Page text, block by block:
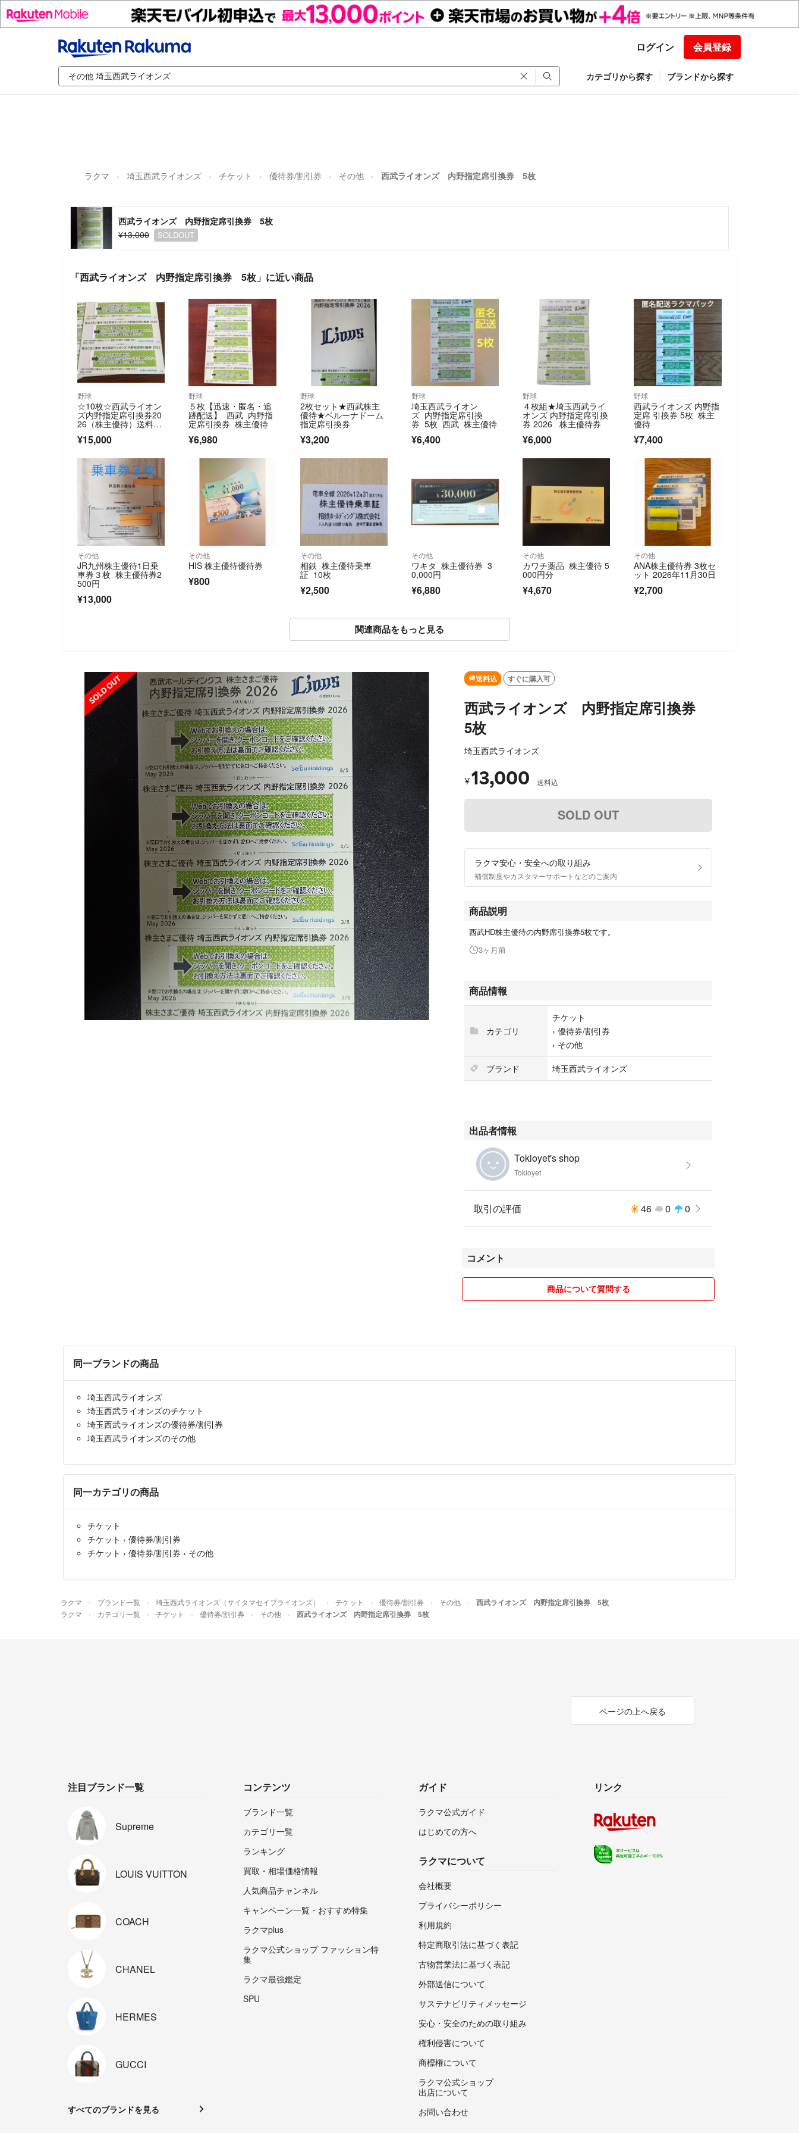
ログイン 会員登録
カテゴリから探す ブランドから探す
ラクマ 埼玉西武ライオンズ チケット 優待券/割引券 その他 西武ライオンズ 内野指定席引換券 5枚
西武ライオンズ 内野指定席引換券 5枚
¥13,000
SOLDOUT
「西武ライオンズ 内野指定席引換券 5枚」に近い商品
野球
☆10枚☆西武ライオン
ズ内野指定席引換券20
26（株主優待）送料無
¥15,000
野球
５枚【迅速・匿名・追
跡配送】 西武 内野指
定席引換券 株主優待
¥6,980
野球
2枚セット★西武株主
優待★ベルーナドーム
指定席引換券
¥3,200
野球
埼玉西武ライオン
ズ 内野指定席引換
券 5枚 西武 株主優待
¥6,400
野球
４枚組★埼玉西武ライ
オンズ 内野指定席引換
券 2026 株主優待券
¥6,000
野球
西武ライオンズ 内野指
定席 引換券 5枚 株主
優待
¥7,400
その他
JR九州株主優待1日乗
車券３枚 株主優待券2
500円
¥13,000
その他
HIS 株主優待優待券
¥800
その他
相鉄 株主優待乗車
証 10枚
¥2,500
その他
ワキタ 株主優待券 3
0,000円
¥6,880
その他
カワチ薬品 株主優待 5
000円分
¥4,670
その他
ANA株主優待券 3枚セ
ット 2026年11月30日
¥2,700
関連商品をもっと見る
SOLD OUT 送料込 すぐに購入可
西武ライオンズ 内野指定席引換券
5枚
埼玉西武ライオンズ
¥13,000 送料込
SOLD OUT
ラクマ安心・安全への取り組み
補償制度やカスタマーサポートなどのご案内
商品説明
西武HD株主優待の内野席引換券5枚です。
3ヶ月前
商品情報
カテゴリ
チケット
› 優待券/割引券
› その他
ブランド
埼玉西武ライオンズ
出品者情報
Tokioyet's shop
Tokioyet
取引の評価 46 0 0
コメント
商品について質問する
同一ブランドの商品
埼玉西武ライオンズ
埼玉西武ライオンズのチケット
埼玉西武ライオンズの優待券/割引券
埼玉西武ライオンズのその他
同一カテゴリの商品
チケット
チケット › 優待券/割引券
チケット › 優待券/割引券 › その他
ラクマ ブランド一覧 埼玉西武ライオンズ（サイタマセイブライオンズ） チケット 優待券/割引券 その他 西武ライオンズ 内野指定席引換券 5枚
ラクマ カテゴリ一覧 チケット 優待券/割引券 その他 西武ライオンズ 内野指定席引換券 5枚
ページの上へ戻る
注目ブランド一覧
Supreme
LOUIS VUITTON
COACH
CHANEL
HERMES
GUCCI
すべてのブランドを見る
コンテンツ
ブランド一覧
カテゴリ一覧
ランキング
買取・相場価格情報
人気商品チャンネル
キャンペーン一覧・おすすめ特集
ラクマplus
ラクマ公式ショップ ファッション特
集
ラクマ最強鑑定
SPU
ガイド
ラクマ公式ガイド
はじめての方へ
ラクマについて
会社概要
プライバシーポリシー
利用規約
特定商取引法に基づく表記
古物営業法に基づく表記
外部送信について
サステナビリティメッセージ
安心・安全のための取り組み
権利侵害について
商標権について
ラクマ公式ショップ
出店について
お問い合わせ
リンク